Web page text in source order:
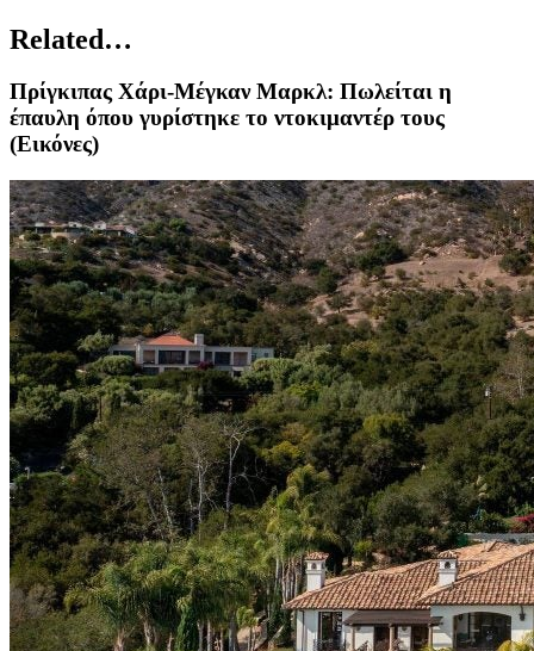
Related…
Πρίγκιπας Χάρι-Μέγκαν Μαρκλ: Πωλείται η
έπαυλη όπου γυρίστηκε το ντοκιμαντέρ τους
(Εικόνες)